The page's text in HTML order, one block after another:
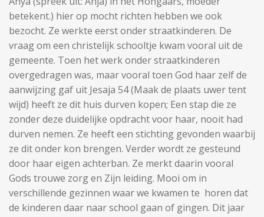
betekent.) hier op mocht richten hebben we ook
bezocht. Ze werkte eerst onder straatkinderen. De
vraag om een christelijk schooltje kwam vooral uit de
gemeente. Toen het werk onder straatkinderen
overgedragen was, maar vooral toen God haar zelf de
aanwijzing gaf uit Jesaja 54 (Maak de plaats uwer tent
wijd) heeft ze dit huis durven kopen; Een stap die ze
zonder deze duidelijke opdracht voor haar, nooit had
durven nemen. Ze heeft een stichting gevonden waarbij
ze dit onder kon brengen. Verder wordt ze gesteund
door haar eigen achterban. Ze merkt daarin vooral
Gods trouwe zorg en Zijn leiding. Mooi om in
verschillende gezinnen waar we kwamen te horen dat
de kinderen daar naar school gaan of gingen. Dit jaar